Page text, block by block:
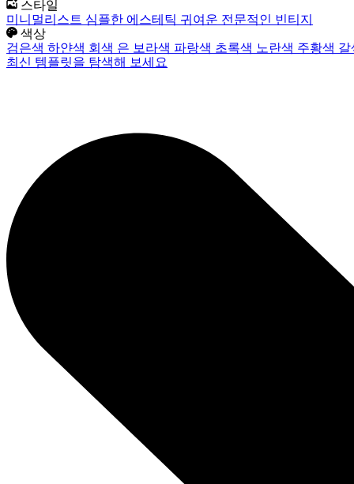
스타일
미니멀리스트 심플한 에스테틱 귀여운 전문적인 빈티지
색상
검은색 하얀색 회색 은 보라색 파랑색 초록색 노란색 주황색
최신 템플릿을 탐색해 보세요